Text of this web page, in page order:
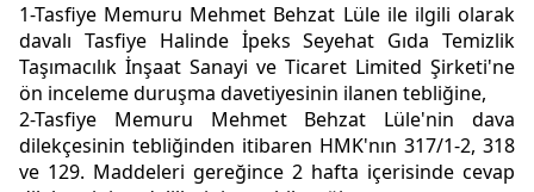
1-Tasfiye Memuru Mehmet Behzat Lüle ile ilgili olarak
davalı Tasfiye Halinde İpeks Seyehat Gıda Temizlik
Taşımacılık İnşaat Sanayi ve Ticaret Limited Şirketi'ne
ön inceleme duruşma davetiyesinin ilanen tebliğine,
2-Tasfiye Memuru Mehmet Behzat Lüle'nin dava
dilekçesinin tebliğinden itibaren HMK'nın 317/1-2, 318
ve 129. Maddeleri gereğince 2 hafta içerisinde cevap